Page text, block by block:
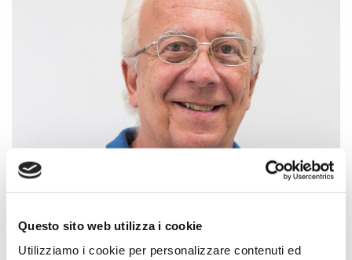
Questo sito web utilizza i cookie
Utilizziamo i cookie per personalizzare contenuti ed